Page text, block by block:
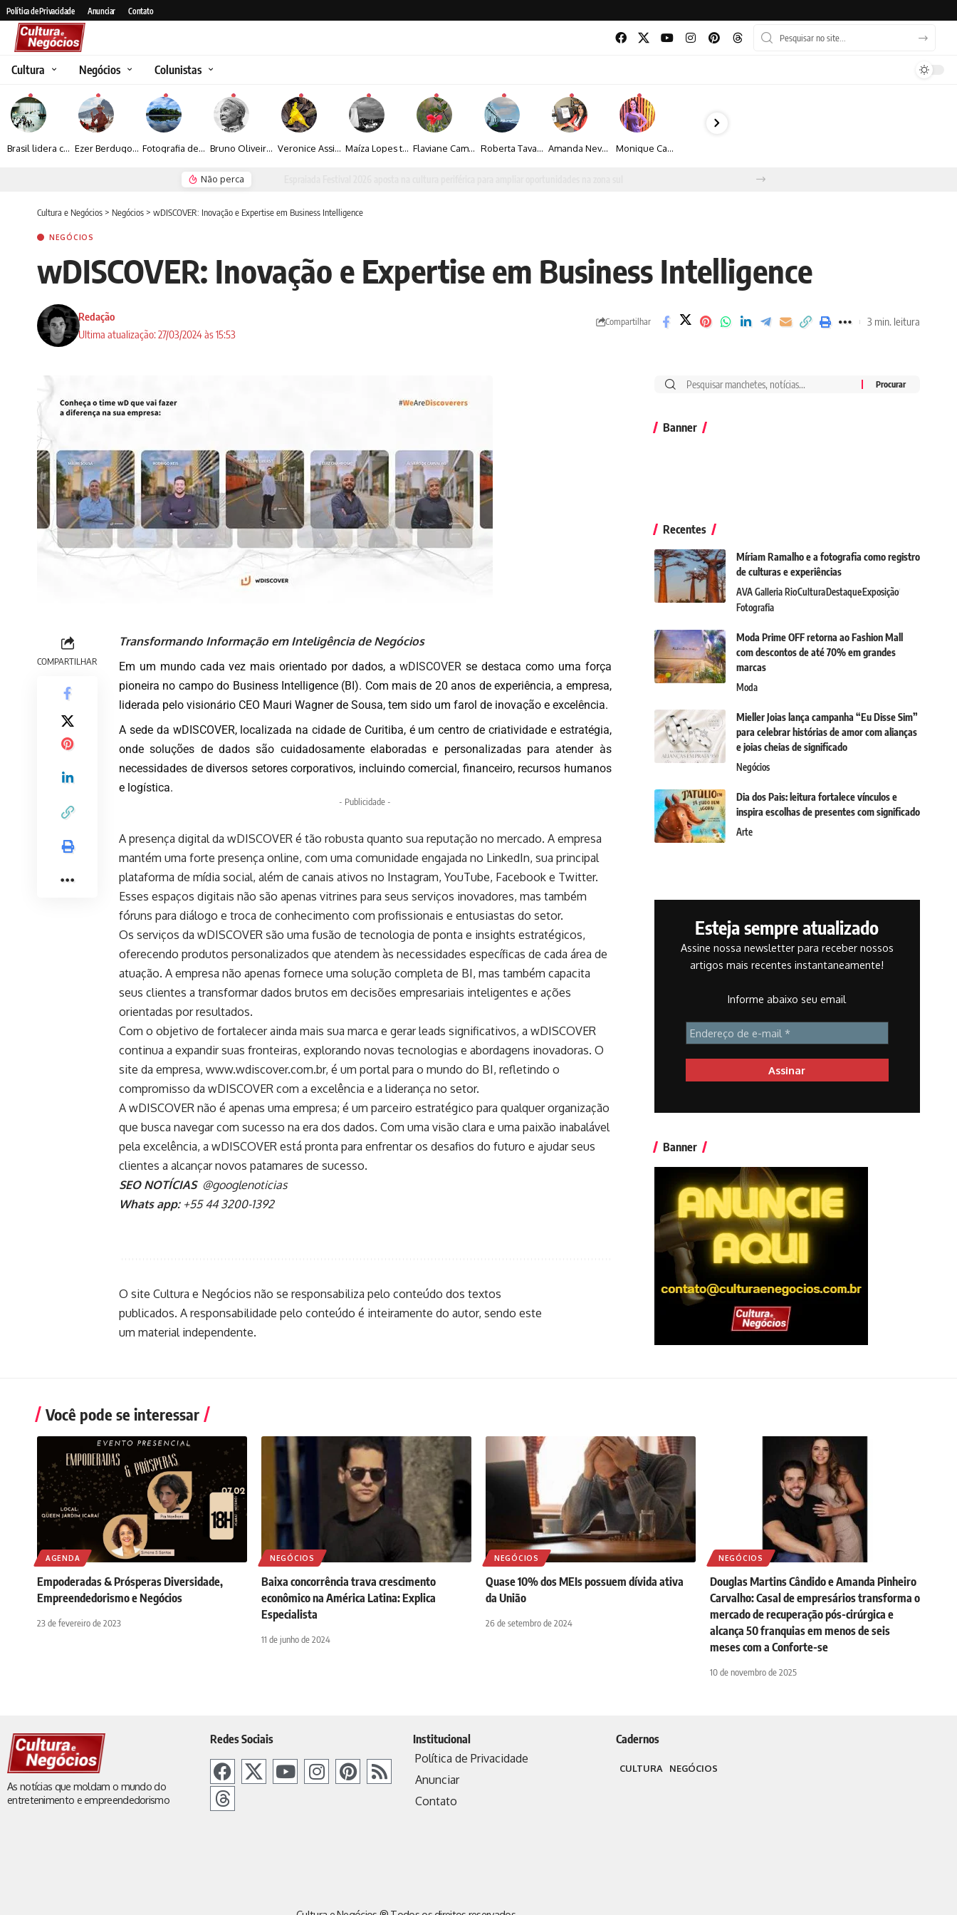
Política de Privacidade Anunciar Contato
Cultura Negócios Colunistas
Brasil lidera crescimento entre os 15 maiores mercados globais de viagens corporativas Ezer Berdugo transforma experiências multiculturais e memórias em narrativas visuais por meio da fotografia Fotografia de Fátima Carlini transforma paisagens naturais em experiências de contemplação Bruno Oliveira retrata o cotidiano urbano por meio da fotografia em preto e branco Veronice Assini Saes transforma a natureza em fotografias marcadas pela sensibilidade Maíza Lopes transforma cultura popular baiana em narrativas fotográficas Flaviane Campos transforma natureza, espiritualidade e sensibilidade em narrativas fotográficas Roberta Tavares transforma a fotografia em obras de arte marcadas pela sensibilidade e sofisticação Amanda Neves transforma a beleza da natureza em obras realistas repletas de sensibilidade Monique Camacho é homenageada no Prêmio Gênios da Atualidade 2026
Não perca
Cultura e Negócios > Negócios > wDISCOVER: Inovação e Expertise em Business Intelligence
NEGÓCIOS
wDISCOVER: Inovação e Expertise em Business Intelligence
Ultima atualização: 27/03/2024 às 15:53
Redação Compartilhar 3 min. leitura
COMPARTILHAR
Transformando Informação em Inteligência de Negócios
Em um mundo cada vez mais orientado por dados, awDISCOVER se destaca como uma força
pioneira no campo do Business Intelligence (BI). Com mais de 20 anos de experiência, a empresa,
liderada pelo visionário CEO Mauri Wagner de Sousa, tem sido um farol de inovação e excelência.
A sede da wDISCOVER, localizada na cidade de Curitiba, é um centro de criatividade e estratégia,
onde soluções de dados são cuidadosamente elaboradas e personalizadas para atender às
necessidades de diversos setores corporativos, incluindo comercial, financeiro, recursos humanos
e logística.
- Publicidade -
A presença digital da wDISCOVER é tão robusta quanto sua reputação no mercado. A empresa
mantém uma forte presença online, com uma comunidade engajada no LinkedIn, sua principal
plataforma de mídia social, além de canais ativos no Instagram, YouTube, Facebook e Twitter.
Esses espaços digitais não são apenas vitrines para seus serviços inovadores, mas também
fóruns para diálogo e troca de conhecimento com profissionais e entusiastas do setor.
Os serviços da wDISCOVER são uma fusão de tecnologia de ponta e insights estratégicos,
oferecendo produtos personalizados que atendem às necessidades específicas de cada área de
atuação. A empresa não apenas fornece uma solução completa de BI, mas também capacita
seus clientes a transformar dados brutos em decisões empresariais inteligentes e ações
orientadas por resultados.
Com o objetivo de fortalecer ainda mais sua marca e gerar leads significativos, a wDISCOVER
continua a expandir suas fronteiras, explorando novas tecnologias e abordagens inovadoras. O
site da empresa, www.wdiscover.com.br, é um portal para o mundo do BI, refletindo o
compromisso da wDISCOVER com a excelência e a liderança no setor.
A wDISCOVER não é apenas uma empresa; é um parceiro estratégico para qualquer organização
que busca navegar com sucesso na era dos dados. Com uma visão clara e uma paixão inabalável
pela excelência, a wDISCOVER está pronta para enfrentar os desafios do futuro e ajudar seus
clientes a alcançar novos patamares de sucesso.
SEO NOTÍCIAS @googlenoticias
Whats app: +55 44 3200-1392
O site Cultura e Negócios não se responsabiliza pelo conteúdo dos textos
publicados. A responsabilidade pelo conteúdo é inteiramente do autor, sendo este
um material independente.
Banner
Recentes
Míriam Ramalho e a fotografia como registro
de culturas e experiências
AVA Galleria RioCulturaDestaqueExposição
Fotografia
Moda Prime OFF retorna ao Fashion Mall
com descontos de até 70% em grandes
marcas
Moda
Mieller Joias lança campanha “Eu Disse Sim”
para celebrar histórias de amor com alianças
e joias cheias de significado
Negócios
Dia dos Pais: leitura fortalece vínculos e
inspira escolhas de presentes com significado
Arte
Esteja sempre atualizado
Assine nossa newsletter para receber nossos
artigos mais recentes instantaneamente!
Informe abaixo seu email
Banner
Você pode se interessar
AGENDA
Empoderadas & Prósperas Diversidade,
Empreendedorismo e Negócios
23 de fevereiro de 2023
NEGÓCIOS
Baixa concorrência trava crescimento
econômico na América Latina: Explica
Especialista
11 de junho de 2024
NEGÓCIOS
Quase 10% dos MEIs possuem dívida ativa
da União
26 de setembro de 2024
NEGÓCIOS
Douglas Martins Cândido e Amanda Pinheiro
Carvalho: Casal de empresários transforma o
mercado de recuperação pós-cirúrgica e
alcança 50 franquias em menos de seis
meses com a Conforte-se
10 de novembro de 2025
As notícias que moldam o mundo do
entretenimento e empreendedorismo
Redes Sociais
Institucional
Política de Privacidade
Anunciar
Contato
Cadernos
CULTURA NEGÓCIOS